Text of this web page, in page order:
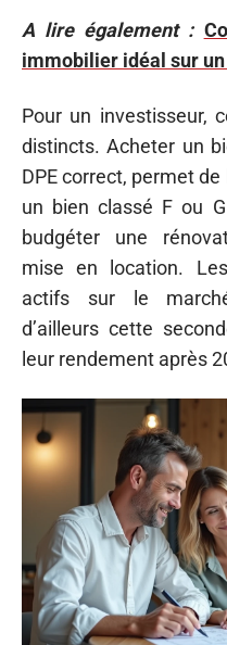
A lire également :
immobilier idéal sur
Pour un investisseur,
distincts. Acheter un
DPE correct, permet
un bien classé F ou
budgéter une
mise en location.
actifs sur le
d’ailleurs cette
leur rendement après